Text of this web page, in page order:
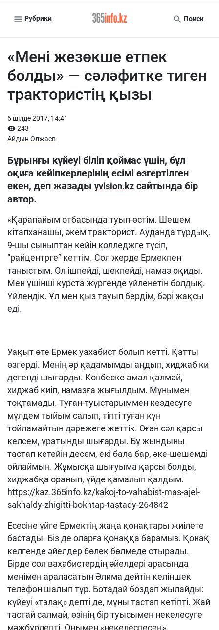
Рубрики Поиск
«Мені жезөкше етпек
болды» — сәләфитке тиген
трактористің қызы
6 шiлде 2017, 14:41
243
Айдын Олжаев
Бұрынғы күйеуі біліп қоймас үшін, бұл
оқиға кейіпкерлерінің есімі өзгертілген
екен, деп жазады yvision.kz сайтында бір
автор.
«Қарапайым отбасында туып-өстім. Шешем
кітапханашы, әкем тракторист. Ауданда тұрдық.
9-шы сыныптан кейін колледжге түсіп,
“райцентрге” кеттім. Сол жерде Ермекпен
таныстым. Ол ішпейді, шекпейді, намаз оқиды.
Мен үшінші курста жүргенде үйленетін болдық.
Үйлендік. Ұл мен қыз тауып бердім, бәрі жақсы
еді.
Уақыт өте Ермек уахабист болып кетті. Қатты
өзгерді. Менің әр қадамымды аңдып, хиджаб ки
дегенді шығарды. Көнбеске амал қалмай,
хиджаб киіп, намазға жығылдым. Мұнымен
тоқтамады. Туған-туыстарыммен кездесуге
мүлдем тыйым салып, тіпті туған күн
тойламайтын дәрежеге жеттік. Оған сәл қарсы
келсем, ұратынды шығарды. Бұ жындыны
тастап кетейін десем, екі бала бар, әке-шешемді
ойлаймын. Жұмысқа шығуыма қарсы болды,
хиджабқа оранып, үйде қамалып қалдым.
https://kaz.365info.kz/kakoj-to-vahabist-mas-ajel-
sakhaldy-zhigitti-bokhtap-tastady-264842
Есесіне үйге Ермектің жаңа қонақтары жиілете
бастады. Біз де оларға қонаққа барамыз. Қонақ
келгенде әйелдер бөлек бөлмеде отырады.
Бірде сол вахабистердің әйелдері арасында
менімен араласатын Әлима дейтін келіншек
телефон шалып тұр. Ботадай боздап жылайды:
күйеуі «талақ» депті де, мұны тастап кетіпті. Жай
тастай салмай, өзінің бір туысымен некелесуге
мәжбүрлепті. Онымен «некелеспесең»